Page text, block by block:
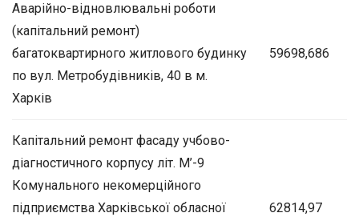
Аварійно-відновлювальні роботи
(капітальний ремонт)
багатоквартирного житлового будинку
по вул. Метробудівників, 40 в м.
Харків
59698,686
Капітальний ремонт фасаду учбово-
діагностичного корпусу літ. М’-9
Комунального некомерційного
підприємства Харківської обласної
62814,97